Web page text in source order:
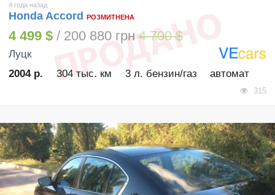
4 года назад
Honda Accord РОЗМИТНЕНА
4 499 $ / 200 880 грн 4 700 $
Луцк
2004 р.
304 тыс. км 3 л. бензин/газ автомат
315